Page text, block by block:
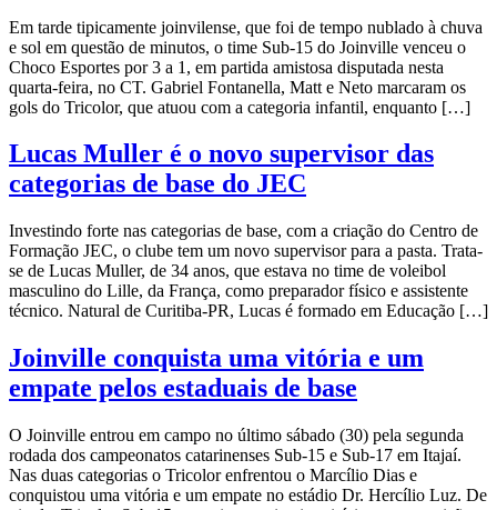
Em tarde tipicamente joinvilense, que foi de tempo nublado à chuva
e sol em questão de minutos, o time Sub-15 do Joinville venceu o
Choco Esportes por 3 a 1, em partida amistosa disputada nesta
quarta-feira, no CT. Gabriel Fontanella, Matt e Neto marcaram os
gols do Tricolor, que atuou com a categoria infantil, enquanto […]
Lucas Muller é o novo supervisor das
categorias de base do JEC
Investindo forte nas categorias de base, com a criação do Centro de
Formação JEC, o clube tem um novo supervisor para a pasta. Trata-
se de Lucas Muller, de 34 anos, que estava no time de voleibol
masculino do Lille, da França, como preparador físico e assistente
técnico. Natural de Curitiba-PR, Lucas é formado em Educação […]
Joinville conquista uma vitória e um
empate pelos estaduais de base
O Joinville entrou em campo no último sábado (30) pela segunda
rodada dos campeonatos catarinenses Sub-15 e Sub-17 em Itajaí.
Nas duas categorias o Tricolor enfrentou o Marcílio Dias e
conquistou uma vitória e um empate no estádio Dr. Hercílio Luz. De